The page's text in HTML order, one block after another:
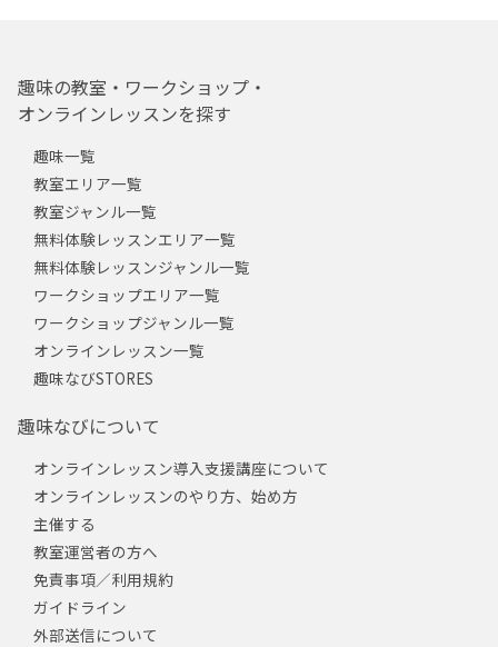
趣味の教室・ワークショップ・
オンラインレッスンを探す
趣味一覧
教室エリア一覧
教室ジャンル一覧
無料体験レッスンエリア一覧
無料体験レッスンジャンル一覧
ワークショップエリア一覧
ワークショップジャンル一覧
オンラインレッスン一覧
趣味なびSTORES
趣味なびについて
オンラインレッスン導入支援講座について
オンラインレッスンのやり方、始め方
主催する
教室運営者の方へ
免責事項／利用規約
ガイドライン
外部送信について